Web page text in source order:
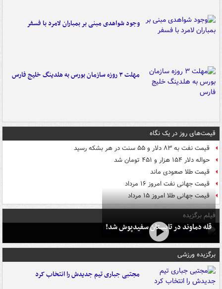
وجود شواهدی مبنی بر بمباران لامرد با فسفر
مهلت ۳ روزه سازمان بورس به هلدینگ خلیج فارس
قیمت‌های روز در یک نگاه
قیمت نفت به ۸۳ دلار و ۵۵ سنت در هر بشکه رسید
حواله دلار ۱۵۴ هزار و ۴۵۱ تومان شد
قیمت طلا صعودی ماند
قیمت جهانی نفت امروز ۱۶ مرداد
قیمت جهانی طلا امروز ۱۵ مرداد
فیلم برگزیده
قله دماوند در تابستان سفیدپوش شد!
برگزیده ورزشی
مجتبی جباری تیم جدیدش را انتخاب کرد